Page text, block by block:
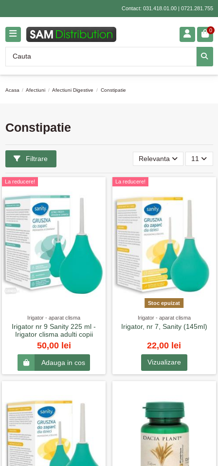
Contact: 031.418.01.00| 0721.281.755
0
Acasa Afectiuni Afectiuni Digestive Constipatie
Constipatie
Filtrare Relevanta 11
La reducere!
Irigator - aparat clisma
Irigator nr 9 Sanity 225 ml -
Irigator clisma adulti copii
50,00 lei
Adauga in cos
La reducere!
Stoc epuizat
Irigator - aparat clisma
Irigator, nr 7, Sanity (145ml)
22,00 lei
Vizualizare